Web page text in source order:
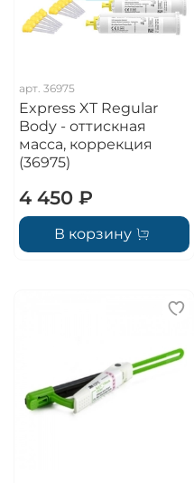
арт. 36975
Express XT Regular
Body - оттискная
масса, коррекция
(36975)
4 450 ₽
В корзину